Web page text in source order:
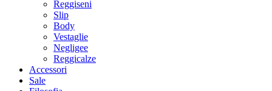
Reggiseni
Slip
Body
Vestaglie
Negligee
Reggicalze
Accessori
Sale